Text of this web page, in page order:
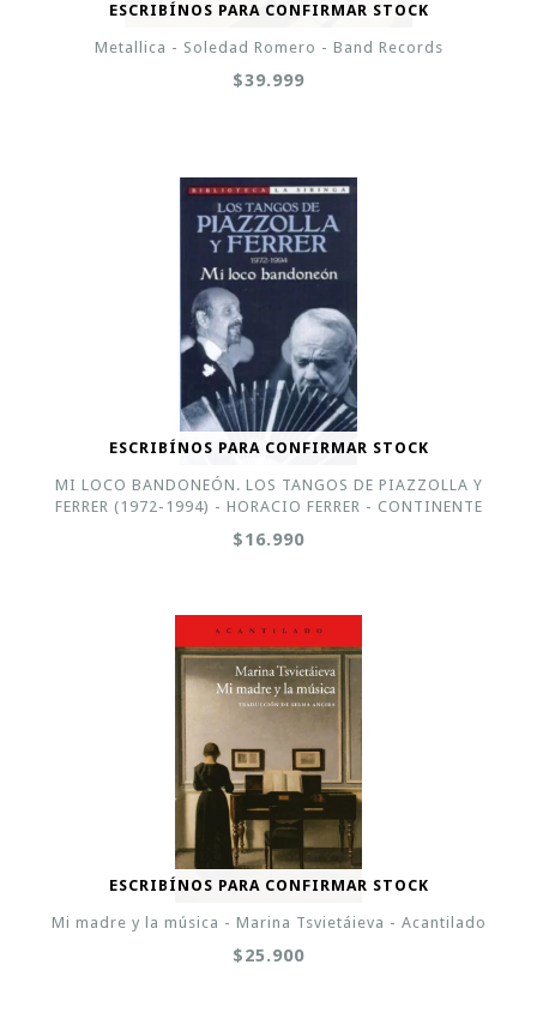
ESCRIBÍNOS PARA CONFIRMAR STOCK
Metallica - Soledad Romero - Band Records
$39.999
ESCRIBÍNOS PARA CONFIRMAR STOCK
MI LOCO BANDONEÓN. LOS TANGOS DE PIAZZOLLA Y
FERRER (1972-1994) - HORACIO FERRER - CONTINENTE
$16.990
ESCRIBÍNOS PARA CONFIRMAR STOCK
Mi madre y la música - Marina Tsvietáieva - Acantilado
$25.900